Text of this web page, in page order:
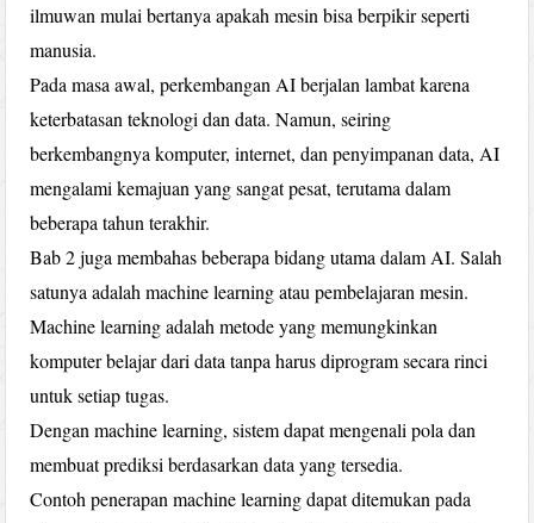
ilmuwan mulai bertanya apakah mesin bisa berpikir seperti
manusia.
Pada masa awal, perkembangan AI berjalan lambat karena
keterbatasan teknologi dan data. Namun, seiring
berkembangnya komputer, internet, dan penyimpanan data, AI
mengalami kemajuan yang sangat pesat, terutama dalam
beberapa tahun terakhir.
Bab 2 juga membahas beberapa bidang utama dalam AI. Salah
satunya adalah machine learning atau pembelajaran mesin.
Machine learning adalah metode yang memungkinkan
komputer belajar dari data tanpa harus diprogram secara rinci
untuk setiap tugas.
Dengan machine learning, sistem dapat mengenali pola dan
membuat prediksi berdasarkan data yang tersedia.
Contoh penerapan machine learning dapat ditemukan pada